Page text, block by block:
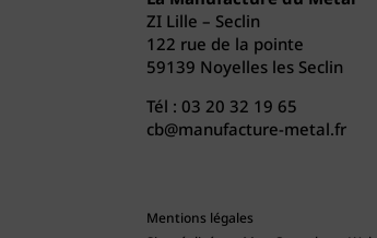
ZI Lille – Seclin
122 rue de la pointe
59139 Noyelles les Seclin
Tél :03 20 32 19 65
cb@manufacture-metal.fr
Mentions légales